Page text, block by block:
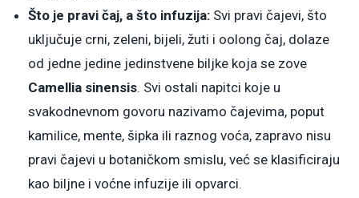
Što je pravi čaj, a što infuzija: Svi pravi čajevi, što
uključuje crni, zeleni, bijeli, žuti i oolong čaj, dolaze
od jedne jedine jedinstvene biljke koja se zove
Camellia sinensis. Svi ostali napitci koje u
svakodnevnom govoru nazivamo čajevima, poput
kamilice, mente, šipka ili raznog voća, zapravo nisu
pravi čajevi u botaničkom smislu, već se klasificiraju
kao biljne i voćne infuzije ili opvarci.